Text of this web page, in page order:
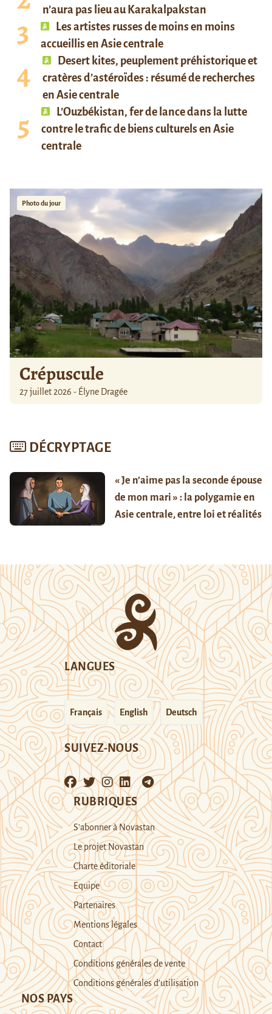
n’aura pas lieu au Karakalpakstan
Les artistes russes de moins en moins
accueillis en Asie centrale
Desert kites, peuplement préhistorique et
cratères d’astéroïdes : résumé de recherches
en Asie centrale
L’Ouzbékistan, fer de lance dans la lutte
contre le trafic de biens culturels en Asie
centrale
Photo du jour
Crépuscule
27 juillet 2026 - Élyne Dragée
DÉCRYPTAGE
« Je n’aime pas la seconde épouse
de mon mari » : la polygamie en
Asie centrale, entre loi et réalités
LANGUES
Français English Deutsch
SUIVEZ-NOUS
RUBRIQUES
S’abonner à Novastan
Le projet Novastan
Charte éditoriale
Equipe
Partenaires
Mentions légales
Contact
Conditions générales de vente
Conditions générales d’utilisation
NOS PAYS